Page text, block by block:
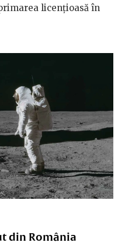
licențioasă în
din România